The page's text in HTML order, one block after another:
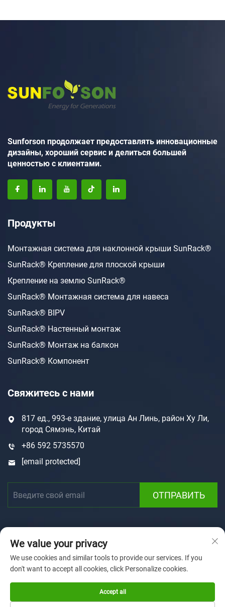
Sunforson продолжает предоставлять инновационные
дизайны, хороший сервис и делиться большей
ценностью с клиентами.
Продукты
Монтажная система для наклонной крыши SunRack®
SunRack® Крепление для плоской крыши
Крепление на землю SunRack®
SunRack® Монтажная система для навеса
SunRack® BIPV
SunRack® Настенный монтаж
SunRack® Монтаж на балкон
SunRack® Компонент
Свяжитесь с нами
817 ед., 993-е здание, улица Ан Линь, район Ху Ли,
город Сямэнь, Китай
+86 592 5735570
[email protected]
ОТПРАВИТЬ
Авторские права © 2025 Xiamen Sunforson Power Co.,
Политика конфиденциальности
Главная страница Индивидуальные решения О нас
We value your privacy
We use cookies and similar tools to provide our services. If you
don't want to accept all cookies, click Personalize cookies.
Accept all